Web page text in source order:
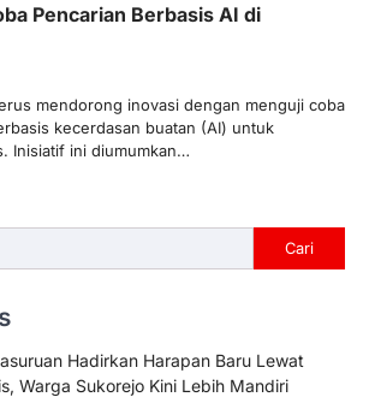
Pencarian Berbasis AI di
mendorong inovasi dengan menguji coba
kecerdasan buatan (AI) untuk
Inisiatif ini diumumkan…
Cari
Hadirkan Harapan Baru Lewat
Warga Sukorejo Kini Lebih Mandiri